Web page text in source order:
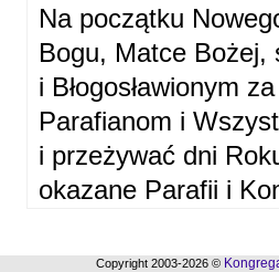
Na początku
Bogu, Matce Bożej,
i Błogosławionym
Parafianom i
i przeżywać dni
okazane Parafii i
Copyright 2003-2026 ©